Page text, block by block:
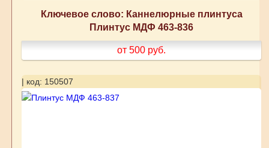
Ключевое слово: Каннелюрные плинтуса
Плинтус МДФ 463-836
от 500 руб.
| код: 150507